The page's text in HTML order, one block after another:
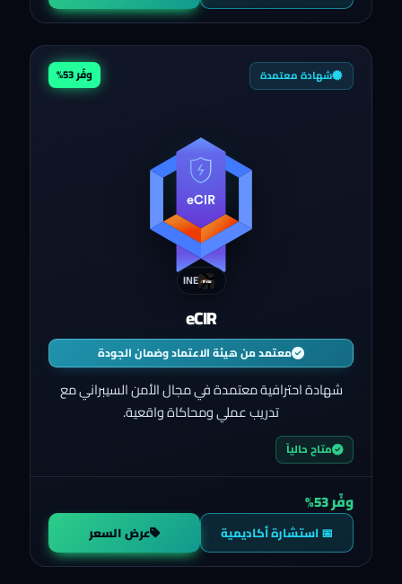
شهادة معتمدة وفّر 53%
INE
eCIR
معتمد من هيئة الاعتماد وضمان الجودة
شهادة احترافية معتمدة في مجال الأمن السيبراني مع
تدريب عملي ومحاكاة واقعية.
متاح حالياً
وفّر 53%
📅 استشارة أكاديمية عرض السعر